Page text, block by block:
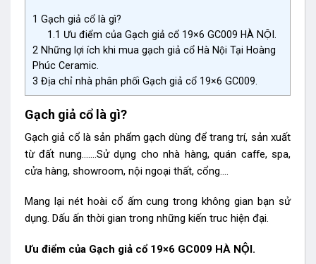
1 Gạch giả cổ là gì?
1.1 Ưu điểm của Gạch giả cổ 19×6 GC009 HÀ NỘI.
2 Những lợi ích khi mua gạch giả cổ Hà Nội Tại Hoàng
Phúc Ceramic.
3 Địa chỉ nhà phân phối Gạch giả cổ 19×6 GC009.
Gạch giả cổ là gì?
Gạch giả cổ là sản phẩm gạch dùng để trang trí, sản xuất
từ đất nung…….Sử dụng cho nhà hàng, quán caffe, spa,
cửa hàng, showroom, nội ngoại thất, cổng….
Mang lại nét hoài cổ ấm cung trong không gian bạn sử
dụng. Dấu ấn thời gian trong những kiến truc hiện đại.
Ưu điểm của Gạch giả cổ 19×6 GC009 HÀ NỘI.